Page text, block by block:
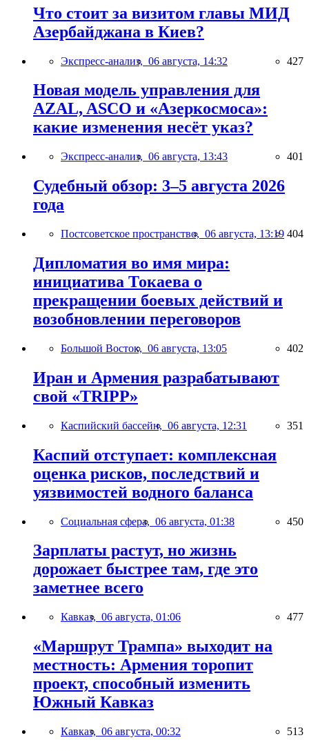
Что стоит за визитом главы МИД
Азербайджана в Киев?
Экспресс-анализ, 06 августа, 14:32 427
Новая модель управления для
AZAL, ASCO и «Азеркосмоса»:
какие изменения несёт указ?
Экспресс-анализ, 06 августа, 13:43 401
Судебный обзор: 3–5 августа 2026
года
Постсоветское пространство, 06 августа, 13:19 404
Дипломатия во имя мира:
инициатива Токаева о
прекращении боевых действий и
возобновлении переговоров
Большой Восток, 06 августа, 13:05 402
Иран и Армения разрабатывают
свой «TRIPP»
Каспийский бассейн, 06 августа, 12:31 351
Каспий отступает: комплексная
оценка рисков, последствий и
уязвимостей водного баланса
Социальная сфера, 06 августа, 01:38 450
Зарплаты растут, но жизнь
дорожает быстрее там, где это
заметнее всего
Кавказ, 06 августа, 01:06 477
«Маршрут Трампа» выходит на
местность: Армения торопит
проект, способный изменить
Южный Кавказ
Кавказ, 06 августа, 00:32 513